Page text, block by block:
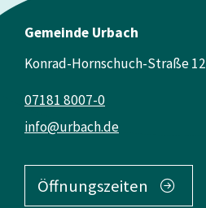
Gemeinde Urbach
Konrad-Hornschuch-Straße 12
info@urbach.de
07181 8007-0
Öffnungszeiten